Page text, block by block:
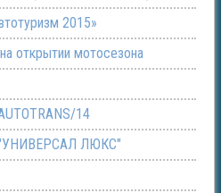
2015»
открытии мотосезона
14
"УНИВЕРСАЛ ЛЮКС"